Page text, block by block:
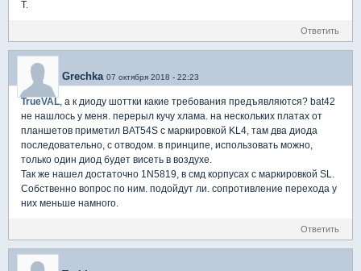
T.
Ответить
Grechka 07 октября 2018 - 22:23
TrueVAL, а к диоду шоттки какие требования предъявляются? bat42
не нашлось у меня. перерыл кучу хлама. на нескольких платах от
планшетов приметил ВАТ54S c маркировкой KL4, там два диода
последовательно, с отводом. в принципе, использовать можно,
только один диод будет висеть в воздухе.
Так же нашел достаточно 1N5819, в смд корпусах с маркировкой SL.
Собственно вопрос по ним. подойдут ли. сопротивление перехода у
них меньше намного.
Ответить